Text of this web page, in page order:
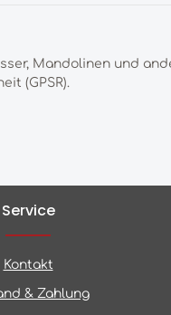
Mandolinen und
(GPSR).
Service
Kontakt
& Zahlung